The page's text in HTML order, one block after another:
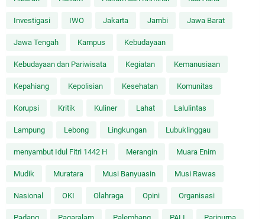
Investigasi IWO Jakarta Jambi Jawa Barat
Jawa Tengah Kampus Kebudayaan
Kebudayaan dan Pariwisata Kegiatan Kemanusiaan
Kepahiang Kepolisian Kesehatan Komunitas
Korupsi Kritik Kuliner Lahat Lalulintas
Lampung Lebong Lingkungan Lubuklinggau
menyambut Idul Fitri 1442 H Merangin Muara Enim
Mudik Muratara Musi Banyuasin Musi Rawas
Nasional OKI Olahraga Opini Organisasi